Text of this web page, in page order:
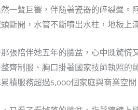
一聲巨響，伴隨著瓷器的碎裂聲
斷開，水管不斷噴出水柱，地板上
張陪伴她五年的臉盆，心中既驚
齊制服、胸口掛著國家技師執照的
積服務超過5,000個家庭與商業空間